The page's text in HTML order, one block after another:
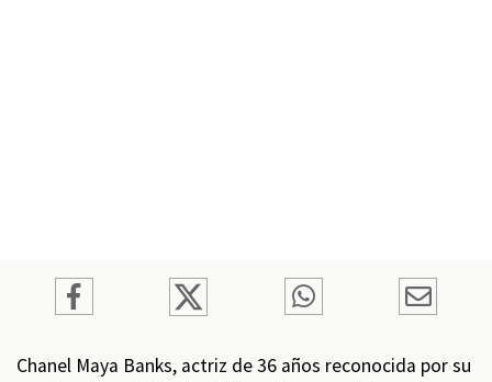
Chanel Maya Banks, actriz de 36 años reconocida por su